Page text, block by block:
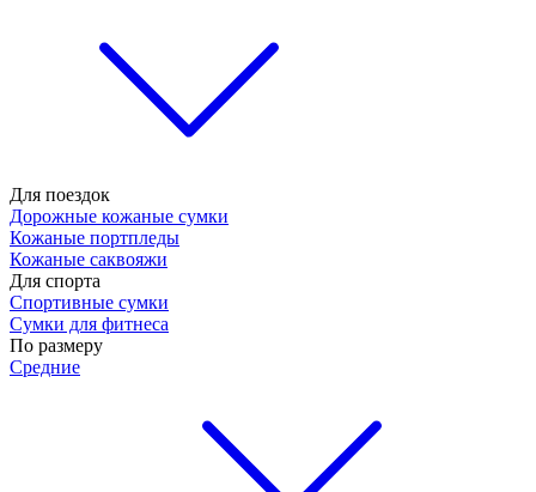
Для поездок
Дорожные кожаные сумки
Кожаные портпледы
Кожаные саквояжи
Для спорта
Спортивные сумки
Сумки для фитнеса
По размеру
Средние